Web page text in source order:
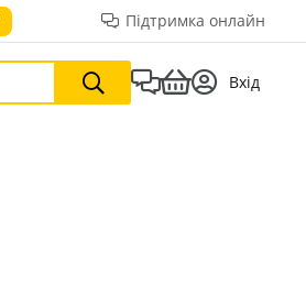
Підтримка онлайн
Вхід